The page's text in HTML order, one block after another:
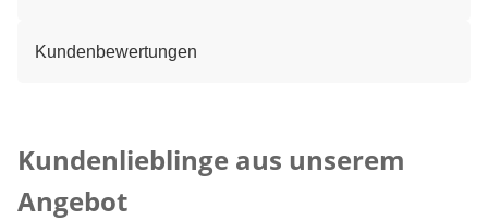
Kundenbewertungen
Kundenlieblinge aus unserem
Angebot